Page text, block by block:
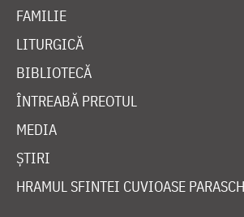
FAMILIE
LITURGICĂ
BIBLIOTECĂ
ÎNTREABĂ PREOTUL
MEDIA
ȘTIRI
HRAMUL SFINTEI CUVIOASE